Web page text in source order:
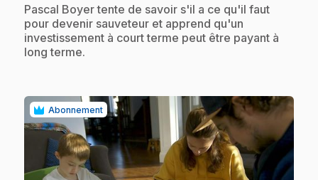
.Pascal Boyer tente de savoir s'il a ce qu'il faut
pour devenir sauveteur et apprend qu'un
investissement à court terme peut être payant à
long terme.
Abonnement